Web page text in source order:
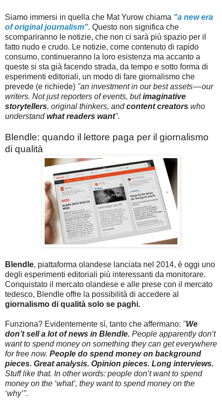
Siamo immersi in quella che Mat Yurow chiama "a new era
of original journalism". Questo non significa che
scompariranno le notizie, che non ci sarà più spazio per il
fatto nudo e crudo. Le notizie, come contenuto di rapido
consumo, continueranno la loro esistenza ma accanto a
queste si sta già facendo strada, da tempo e sotto forma di
esperimenti editoriali, un modo di fare giornalismo che
prevede (e richiede) "an investment in our best assets — our
writers. Not just reporters of events, butimaginative
storytellers, original thinkers, andcontent creators who
understandwhat readers want".
Blendle: quando il lettore paga per il giornalismo
di qualità
Blendle, piattaforma olandese lanciata nel 2014, è oggi uno
degli esperimenti editoriali più interessanti da monitorare.
Conquistato il mercato olandese e alle prese con il mercato
tedesco, Blendle offre la possibilità di accedere al
giornalismo di qualità solo se paghi.
Funziona? Evidentemente sì, tanto che affermano: "We
don’t sell a lot of news in Blendle. People apparently don’t
want to spend money on something they can get everywhere
for free now. People do spend money on background
pieces. Great analysis. Opinion pieces. Long interviews.
Stuff like that. In other words: people don’t want to spend
money on the ‘what’, they want to spend money on the
‘why’".